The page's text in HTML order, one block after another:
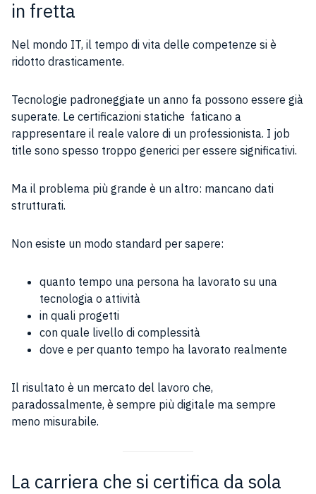
in fretta
Nel mondo IT, il tempo di vita delle competenze si è
ridotto drasticamente.
Tecnologie padroneggiate un anno fa possono essere già
superate. Le certificazioni statiche faticano a
rappresentare il reale valore di un professionista. I job
title sono spesso troppo generici per essere significativi.
Ma il problema più grande è un altro: mancano dati
strutturati.
Non esiste un modo standard per sapere:
quanto tempo una persona ha lavorato su una
tecnologia o attività
in quali progetti
con quale livello di complessità
dove e per quanto tempo ha lavorato realmente
Il risultato è un mercato del lavoro che,
paradossalmente, è sempre più digitale ma sempre
meno misurabile.
La carriera che si certifica da sola